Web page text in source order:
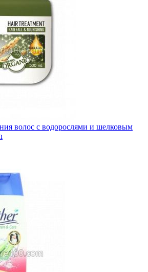
волос с водорослями и шелковым